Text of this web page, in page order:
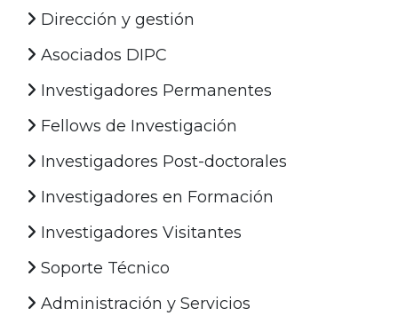
Dirección y gestión
Asociados DIPC
Investigadores Permanentes
Fellows de Investigación
Investigadores Post-doctorales
Investigadores en Formación
Investigadores Visitantes
Soporte Técnico
Administración y Servicios